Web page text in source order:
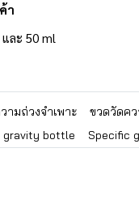
า
ละ 50 ml
ามถ่วงจำเพาะ ขวดวัดคว
gravity bottle
Specific